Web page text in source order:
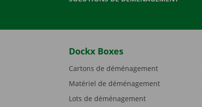
Dockx Boxes
Cartons de déménagement
Matériel de déménagement
Lots de déménagement